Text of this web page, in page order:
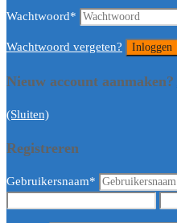
Wachtwoord*
Wachtwoord vergeten?
Nieuw account aanmaken?
(Sluiten)
Registreren
Gebruikersnaam*